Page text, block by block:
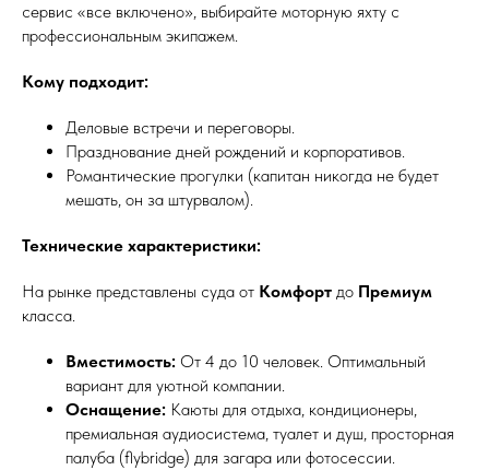
сервис «все включено», выбирайте моторную яхту с
профессиональным экипажем.
Кому подходит:
Деловые встречи и переговоры.
Празднование дней рождений и корпоративов.
Романтические прогулки (капитан никогда не будет
мешать, он за штурвалом).
Технические характеристики:
На рынке представлены суда от Комфорт до Премиум
класса.
Вместимость: От 4 до 10 человек. Оптимальный
вариант для уютной компании.
Оснащение: Каюты для отдыха, кондиционеры,
премиальная аудиосистема, туалет и душ, просторная
палуба (flybridge) для загара или фотосессии.